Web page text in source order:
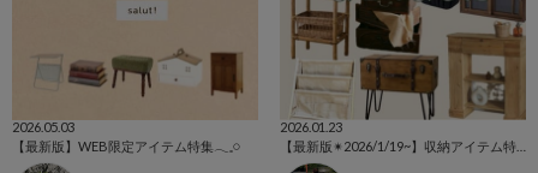
2026.05.03
【最新版】WEB限定アイテム特集𓂃𓈒𓏸
2026.01.23
【最新版✴︎2026/1/19~】収納アイテム特集